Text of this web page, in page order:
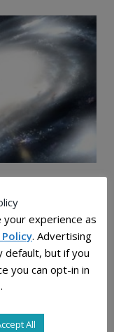
која е
како резултат на
experience as
. Advertising
default, but if you
you can opt-in in
All